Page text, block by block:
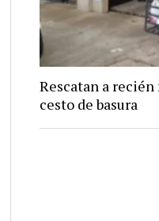
Rescatan a
cesto de basura